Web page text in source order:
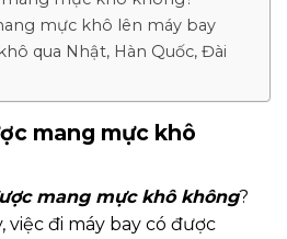
mực khô lên máy bay
qua Nhật, Hàn Quốc, Đài
mang mực khô
mang mực khô không?
đi máy bay có được